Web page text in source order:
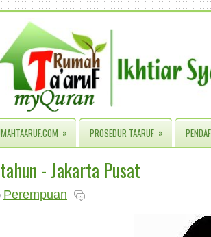
» PROSEDUR TAARUF »
- Jakarta Pusat
Perempuan